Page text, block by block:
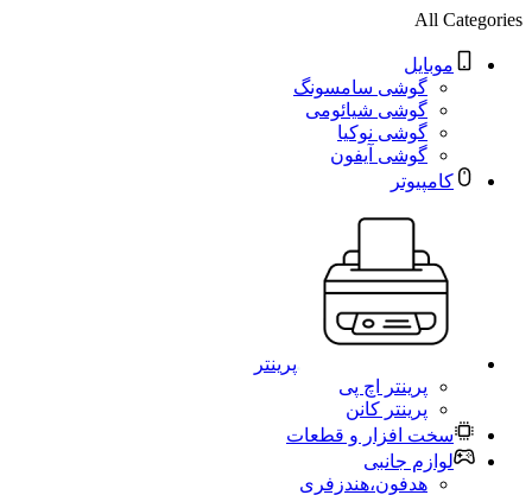
All Categories
موبایل
گوشی سامسونگ
گوشی شیائومی
گوشی نوکیا
گوشی آیفون
کامپیوتر
پرینتر
پرینتر اچ پی
پرینتر کانن
سخت افزار و قطعات
لوازم جانبی
هدفون،هندزفری